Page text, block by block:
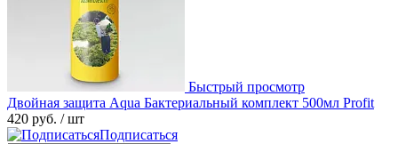
Быстрый просмотр
Двойная защита Aqua Бактериальный комплект 500мл Profit
420 руб. / шт
Подписаться